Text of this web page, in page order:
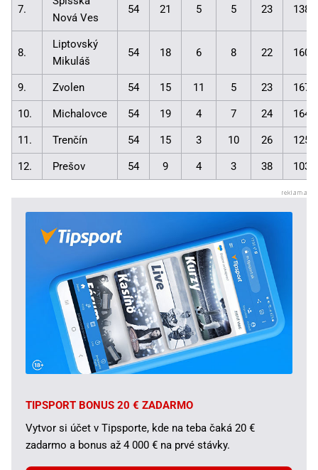
7.
Nová Ves
54 21 5 5 23
8.
Liptovský
Mikuláš
54 18 6 8 22
9. Zvolen 54 15 11 5 23
10. Michalovce 54 19 4 7 24
11. Trenčín 54 15 3 10 26
12. Prešov 54 9 4 3 38
TIPSPORT BONUS 20 € ZADARMO
Vytvor si účet v Tipsporte, kde na teba čaká 20 €
zadarmo a bonus až 4 000 € na prvé stávky.